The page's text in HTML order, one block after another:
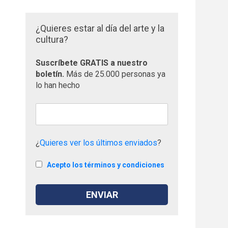
¿Quieres estar al día del arte y la
cultura?
Suscríbete GRATIS a nuestro
boletín. Más de 25.000 personas ya
lo han hecho
¿Quieres ver los últimos enviados?
Acepto los términos y condiciones